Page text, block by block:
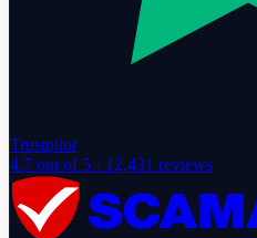
Trustpilot
4.7 out of 5 · 12,431 reviews